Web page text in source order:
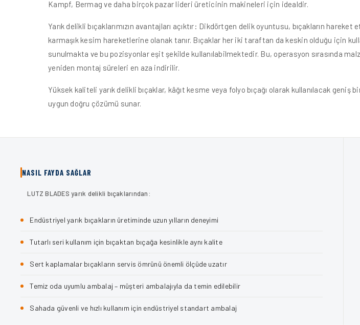
Kampf, Bermag ve daha birçok pazar lideri üreticinin makineleri için idealdir.
Yarık delikli bıçaklarımızın avantajları açıktır: Dikdörtgen delik oyuntusu, bıçakların
karmaşık kesim hareketlerine olanak tanır. Bıçaklar her iki taraftan da keskin olduğu için
sunulmakta ve bu pozisyonlar eşit şekilde kullanılabilmektedir. Bu, operasyon sırasında
yeniden montaj süreleri en aza indirilir.
Yüksek kaliteli yarık delikli bıçaklar, kâğıt kesme veya folyo bıçağı olarak kullanılacak geniş
uygun doğru çözümü sunar.
NASIL FAYDA SAĞLAR
LUTZ BLADES yarık delikli bıçaklarından:
Endüstriyel yarık bıçakların üretiminde uzun yılların deneyimi
Tutarlı seri kullanım için bıçaktan bıçağa kesinlikle aynı kalite
Sert kaplamalar bıçakların servis ömrünü önemli ölçüde uzatır
Temiz oda uyumlu ambalaj – müşteri ambalajıyla da temin edilebilir
Sahada güvenli ve hızlı kullanım için endüstriyel standart ambalaj